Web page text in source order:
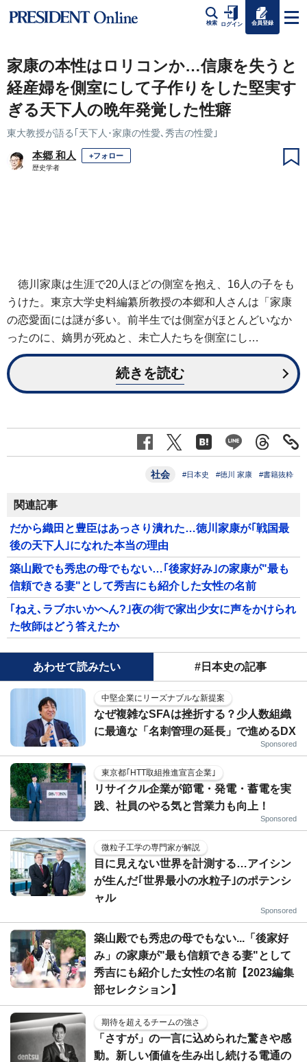
検索 ログイン 会員登録
家康の本性はロリコンか…信康を失うと
経産婦を側室にして子作りをした堅実す
ぎる天下人の晩年発覚した性癖
東大教授が語る｢天下人･家康の性愛､秀吉の性愛｣
本郷 和人 +フォロー
歴史学者
徳川家康は生涯で20人ほどの側室を抱え、16人の子をも
うけた。東京大学史料編纂所教授の本郷和人さんは「家康
の恋愛面には謎が多い。前半生では側室がほとんどいなか
ったのに、嫡男が死ぬと、未亡人たちを側室にし…
続きを読む
社会 #日本史 #徳川 家康 #書籍抜粋
関連記事
だから織田と豊臣はあっさり潰れた…徳川家康が｢戦国最
後の天下人｣になれた本当の理由
築山殿でも秀忠の母でもない…｢後家好み｣の家康が"最も
信頼できる妻"として秀吉にも紹介した女性の名前
｢ねえ､ラブホいかへん?｣夜の街で家出少女に声をかけられ
た牧師はどう答えたか
あわせて読みたい #日本史の記事
中堅企業にリーズナブルな新提案
なぜ複雑なSFAは挫折する？少人数組織
に最適な「名刺管理の延長」で進めるDX
Sponsored
東京都｢HTT取組推進宣言企業｣
リサイクル企業が節電・発電・蓄電を実
践、社員のやる気と営業力も向上！
Sponsored
微粒子工学の専門家が解説
目に見えない世界を計測する…アイシン
が生んだ｢世界最小の水粒子｣のポテンシ
ャル
Sponsored
築山殿でも秀忠の母でもない...「後家好
み」の家康が"最も信頼できる妻"として
秀吉にも紹介した女性の名前【2023編集
部セレクション】
期待を超えるチームの強さ
「さすが」の一言に込められた驚きや感
動。新しい価値を生み出し続ける電通の